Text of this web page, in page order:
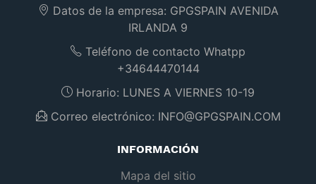
Datos de la empresa: GPGSPAIN AVENIDA
IRLANDA 9
Teléfono de contacto Whatpp
+34644470144
Horario: LUNES A VIERNES 10-19
Correo electrónico: INFO@GPGSPAIN.COM
INFORMACIÓN
Mapa del sitio